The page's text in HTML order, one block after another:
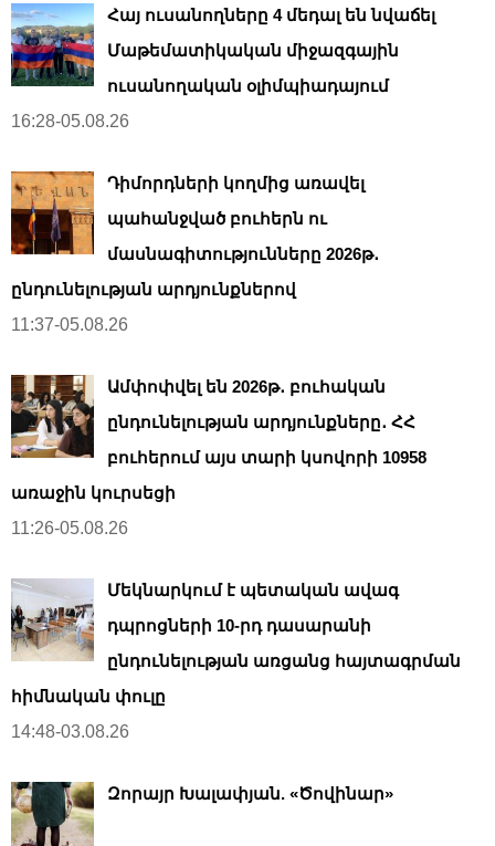
Հայ ուսանողները 4 մեդալ են նվաճել
Մաթեմատիկական միջազգային
ուսանողական օլիմպիադայում
16:28-05.08.26
Դիմորդների կողմից առավել
պահանջված բուհերն ու
մասնագիտությունները 2026թ․
ընդունելության արդյունքներով
11:37-05.08.26
Ամփոփվել են 2026թ․ բուհական
ընդունելության արդյունքները․ ՀՀ
բուհերում այս տարի կսովորի 10958
առաջին կուրսեցի
11:26-05.08.26
Մեկնարկում է պետական ավագ
դպրոցների 10-րդ դասարանի
ընդունելության առցանց հայտագրման
հիմնական փուլը
14:48-03.08.26
Զորայր Խալափյան. «Ծովինար»